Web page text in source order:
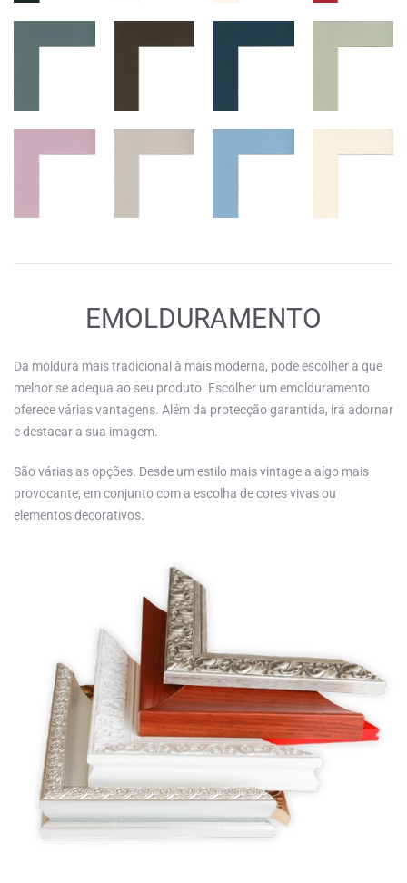
EMOLDURAMENTO
Da moldura mais tradicional à mais moderna, pode escolher a que
melhor se adequa ao seu produto. Escolher um emolduramento
oferece várias vantagens. Além da protecção garantida, irá adornar
e destacar a sua imagem.
São várias as opções. Desde um estilo mais vintage a algo mais
provocante, em conjunto com a escolha de cores vivas ou
elementos decorativos.